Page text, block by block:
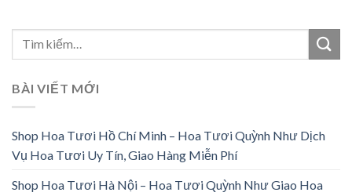
BÀI VIẾT MỚI
Shop Hoa Tươi Hồ Chí Minh – Hoa Tươi Quỳnh Như Dịch
Vụ Hoa Tươi Uy Tín, Giao Hàng Miễn Phí
Shop Hoa Tươi Hà Nội – Hoa Tươi Quỳnh Như Giao Hoa